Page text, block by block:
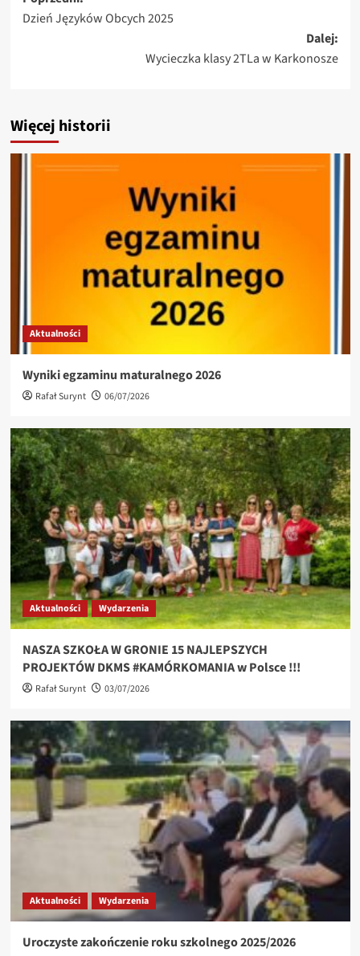
wpisy
Dzień Języków Obcych 2025
Dalej:
Wycieczka klasy 2TLa w Karkonosze
Więcej historii
Aktualności
Wyniki egzaminu maturalnego 2026
Rafał Surynt 06/07/2026
Aktualności Wydarzenia
NASZA SZKOŁA W GRONIE 15 NAJLEPSZYCH
PROJEKTÓW DKMS #KAMÓRKOMANIA w Polsce !!!
Rafał Surynt 03/07/2026
Aktualności Wydarzenia
Uroczyste zakończenie roku szkolnego 2025/2026